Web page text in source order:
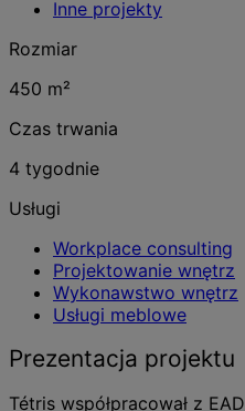
Inne projekty
Rozmiar
450 m²
Czas trwania
4 tygodnie
Usługi
Workplace consulting
Projektowanie wnętrz
Wykonawstwo wnętrz
Usługi meblowe
Prezentacja projektu
Tétris współpracował z